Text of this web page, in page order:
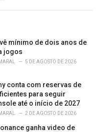
mínimo de dois anos de
jogos
5 DE AGOSTO DE 2026
conta com reservas de
para seguir
até o início de 2027
2 DE AGOSTO DE 2026
ganha video de